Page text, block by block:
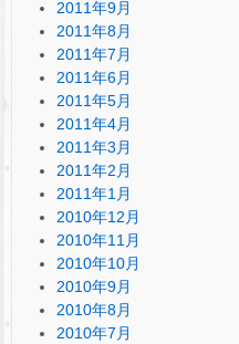
2011年9月
2011年8月
2011年7月
2011年6月
2011年5月
2011年4月
2011年3月
2011年2月
2011年1月
2010年12月
2010年11月
2010年10月
2010年9月
2010年8月
2010年7月